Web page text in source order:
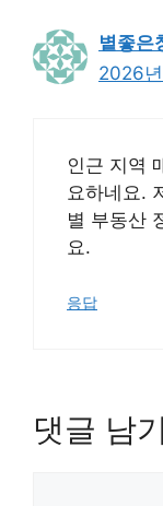
볕좋은
2026
인근 지역
요하네요.
별 부동산
요.
응답
댓글 남